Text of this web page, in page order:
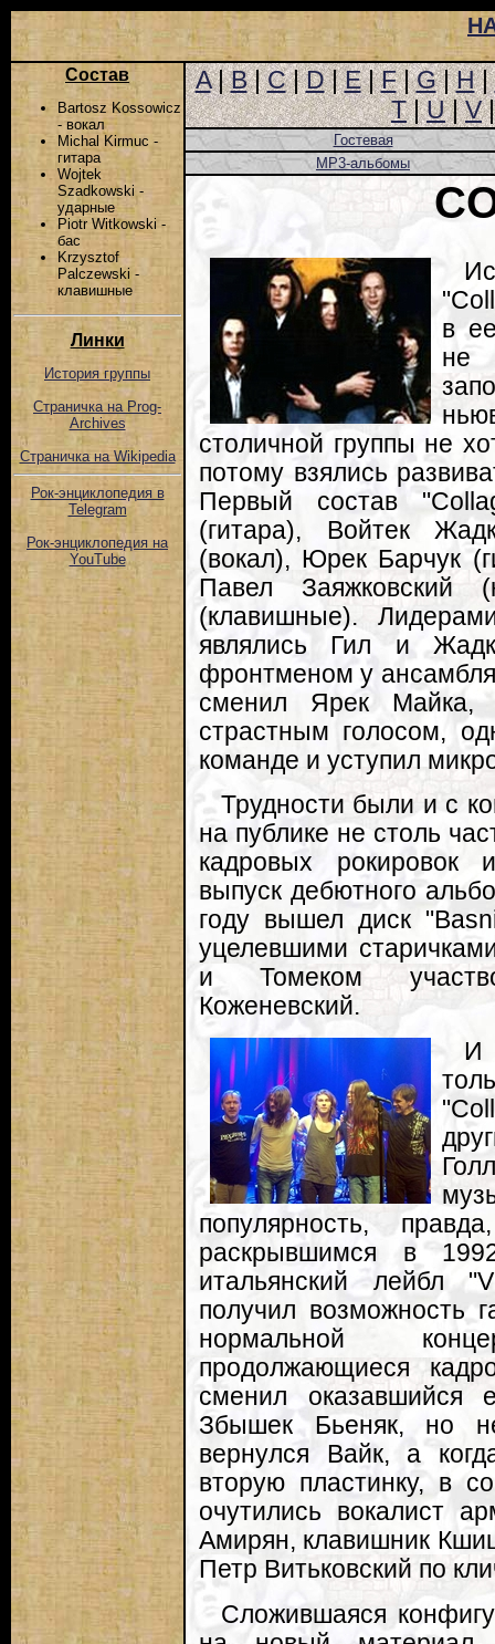
Состав
Bartosz Kossowicz
- вокал
Michal Kirmuc -
гитара
Wojtek
Szadkowski -
ударные
Piotr Witkowski -
бас
Krzysztof
Palczewski -
клавишные
Линки
История группы
Страничка на Prog-
Archives
Страничка на Wikipedia
Рок-энциклопедия в
Telegram
Рок-энциклопедия на
YouTube
A|B|C|D|E|F|G|H|
T|U|V
Гостевая
MP3-альбомы
в
не
столичной группы не
потому взялись
Первый состав
(гитара), Войтек
(вокал), Юрек Барчук
Павел Заяжковский
(клавишные).
являлись Гил и
фронтменом у
сменил Ярек Майка,
страстным голосом,
команде и уступил
Трудности были и с
на публике не столь
кадровых рокировок
выпуск дебютного
году вышел диск
уцелевшими
и Томеком
Коженевский.
И
популярность,
раскрывшимся в
итальянский лейбл
получил возможность
нормальной
продолжающиеся
сменил оказавшийся
Збышек Бьеняк, но
вернулся Вайк, а
вторую пластинку, в
очутились вокалист
Амирян, клавишник
Петр Витьковский по
Сложившаяся